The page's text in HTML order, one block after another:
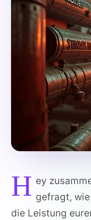
H ey
gefragt,
die Leistung